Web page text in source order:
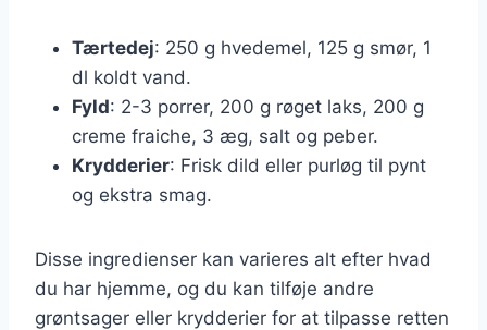
Tærtedej: 250 g hvedemel, 125 g smør, 1
dl koldt vand.
Fyld: 2-3 porrer, 200 g røget laks, 200 g
creme fraiche, 3 æg, salt og peber.
Krydderier: Frisk dild eller purløg til pynt
og ekstra smag.
Disse ingredienser kan varieres alt efter hvad
du har hjemme, og du kan tilføje andre
grøntsager eller krydderier for at tilpasse retten